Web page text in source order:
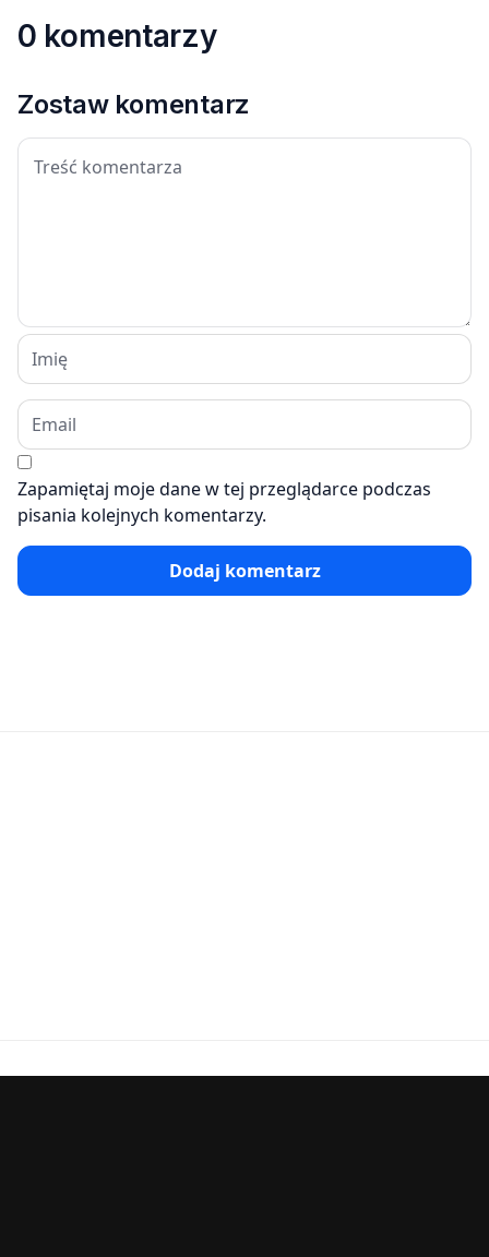
0 komentarzy
Zostaw komentarz
Zapamiętaj moje dane w tej przeglądarce podczas
pisania kolejnych komentarzy.
Dodaj komentarz